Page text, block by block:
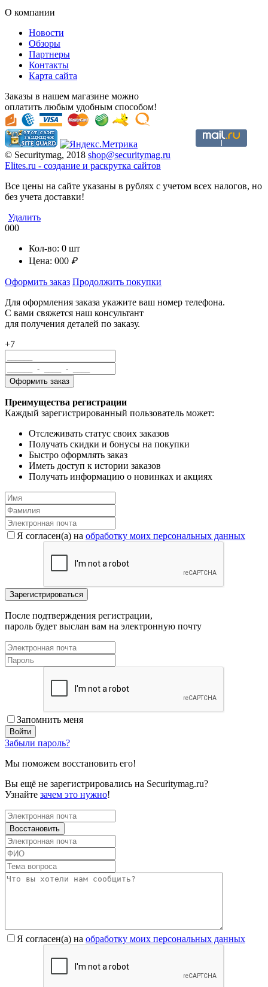
О компании
Новости
Обзоры
Партнеры
Контакты
Карта сайта
Заказы в нашем магазине можно
оплатить любым удобным способом!
© Securitymag, 2018 shop@securitymag.ru
Elites.ru - cоздание и раскрутка сайтов
Все цены на сайте указаны в рублях с учетом всех налогов, но
без учета доставки!
Удалить
000
Кол-во: 0 шт
Цена: 000 ₽
Оформить заказ Продолжить покупки
Для оформления заказа укажите ваш номер телефона.
С вами свяжется наш консультант
для получения деталей по заказу.
+7
Преимущества регистрации
Каждый зарегистрированный пользователь может:
Отслеживать статус своих заказов
Получать скидки и бонусы на покупки
Быстро оформлять заказ
Иметь доступ к истории заказов
Получать информацию о новинках и акциях
Я согласен(a) на обработку моих персональных данных
После подтверждения регистрации,
пароль будет выслан вам на электронную почту
Запомнить меня
Забыли пароль?
Мы поможем восстановить его!
Вы ещё не зарегистрировались на Securitymag.ru?
Узнайте зачем это нужно!
Я согласен(a) на обработку моих персональных данных